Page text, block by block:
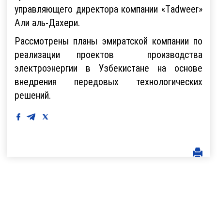
управляющего директора компании «Тadweer»
Али аль-Дахери.
Рассмотрены планы эмиратской компании по
реализации проектов производства
электроэнергии в Узбекистане на основе
внедрения передовых технологических
решений.